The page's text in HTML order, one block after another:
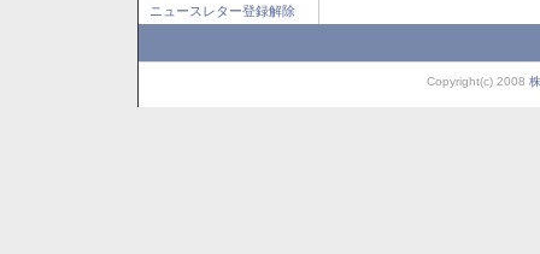
ニュースレター登録解除
Copyright(c) 2008